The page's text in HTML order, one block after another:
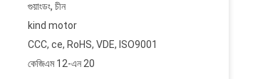
গুয়াংডং, চীন
kind motor
CCC, ce, RoHS, VDE, ISO9001
কেজিএম 12-এন 20